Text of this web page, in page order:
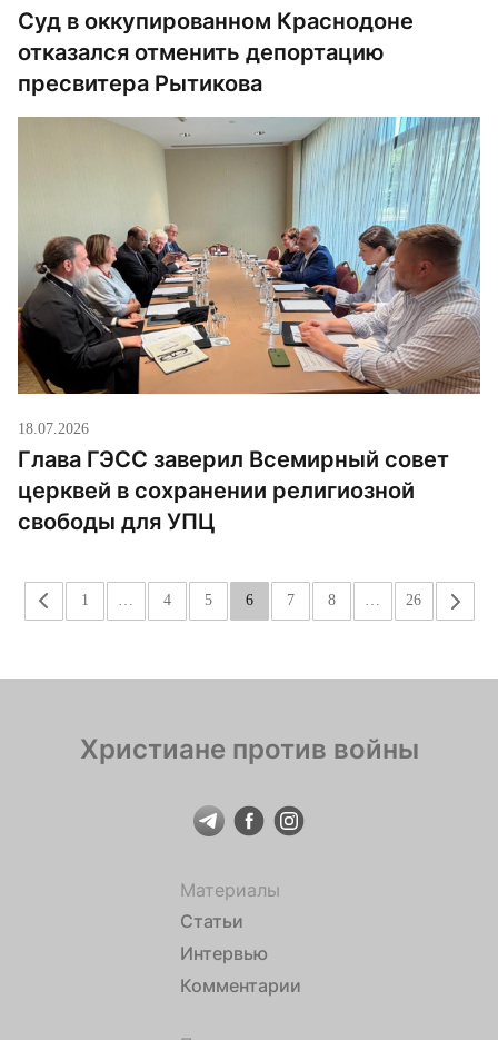
Суд в оккупированном Краснодоне
отказался отменить депортацию
пресвитера Рытикова
18.07.2026
Глава ГЭСС заверил Всемирный совет
церквей в сохранении религиозной
свободы для УПЦ
« 1 4 5 6 7 8 26 »
Христиане против войны
Материалы
Статьи
Интервью
Комментарии